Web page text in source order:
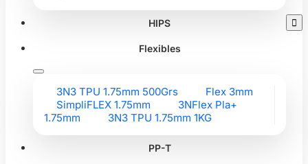
HIPS
Flexibles
3N3 TPU 1.75mm 500Grs
Flex 3mm
SimpliFLEX 1.75mm
3NFlex Pla+
1.75mm
3N3 TPU 1.75mm 1KG
PP-T
